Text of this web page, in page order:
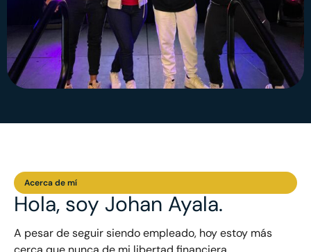
Acerca de mí
Hola, soy Johan Ayala.
A pesar de seguir siendo empleado, hoy estoy más